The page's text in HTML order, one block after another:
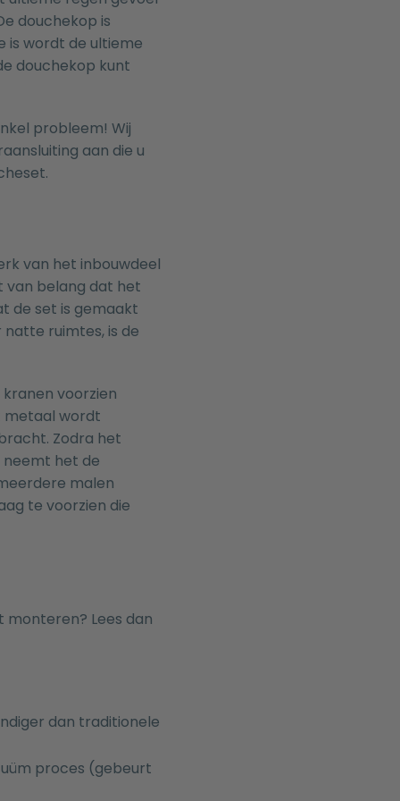
douchekop is
is wordt de ultieme
douchekop kunt
probleem! Wij
aan die u
van het inbouwdeel
van belang dat het
de set is gemaakt
ruimtes, is de
voorzien
metaal wordt
Zodra het
het de
malen
te voorzien die
monteren? Lees dan
dan traditionele
proces (gebeurt